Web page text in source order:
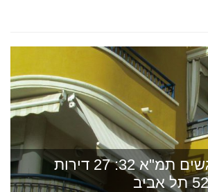
מאיר דוידי מגשים תמ"א 32: 27 דירות